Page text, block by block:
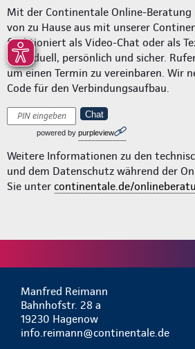
Mit der Continentale Online-Beratung
von zu Hause aus mit unserer
funktioniert als Video-Chat oder als
individuell, persönlich und sicher.
um einen Termin zu vereinbaren. Wir
Code für den Verbindungsaufbau.
Chat
powered by purpleview
Weitere Informationen zu den
und dem Datenschutz während der
Sie unter continentale.de/
Manfred Reimann
Bahnhofstr. 28 a
19230 Hagenow
info.reimann@continentale.de